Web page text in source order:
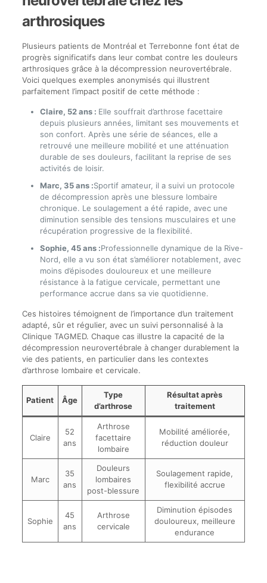
arthrosiques
Plusieurs patients de Montréal et Terrebonne font état de
progrès significatifs dans leur combat contre les douleurs
arthrosiques grâce à la décompression neurovertébrale.
Voici quelques exemples anonymisés qui illustrent
parfaitement l’impact positif de cette méthode :
Claire, 52 ans : Elle souffrait d’arthrose facettaire
depuis plusieurs années, limitant ses mouvements et
son confort. Après une série de séances, elle a
retrouvé une meilleure mobilité et une atténuation
durable de ses douleurs, facilitant la reprise de ses
activités de loisir.
Marc, 35 ans :Sportif amateur, il a suivi un protocole
de décompression après une blessure lombaire
chronique. Le soulagement a été rapide, avec une
diminution sensible des tensions musculaires et une
récupération progressive de la flexibilité.
Sophie, 45 ans :Professionnelle dynamique de la Rive-
Nord, elle a vu son état s’améliorer notablement, avec
moins d’épisodes douloureux et une meilleure
résistance à la fatigue cervicale, permettant une
performance accrue dans sa vie quotidienne.
Ces histoires témoignent de l’importance d’un traitement
adapté, sûr et régulier, avec un suivi personnalisé à la
Clinique TAGMED. Chaque cas illustre la capacité de la
décompression neurovertébrale à changer durablement la
vie des patients, en particulier dans les contextes
d’arthrose lombaire et cervicale.
Patient Âge
Type
d’arthrose
Résultat après
traitement
Claire
52
ans
Arthrose
facettaire
lombaire
Mobilité améliorée,
réduction douleur
Marc
35
ans
Douleurs
lombaires
post-blessure
Soulagement rapide,
flexibilité accrue
Sophie
45
ans
Arthrose
cervicale
Diminution épisodes
douloureux, meilleure
endurance